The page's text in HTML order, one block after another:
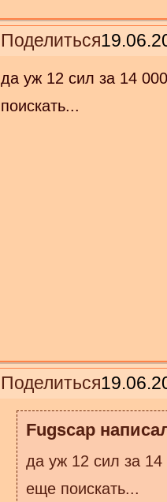
Поделиться
да уж 12 сил за 14
поискать...
Поделиться
Fugscap
да уж 12 сил за
еще поискать...